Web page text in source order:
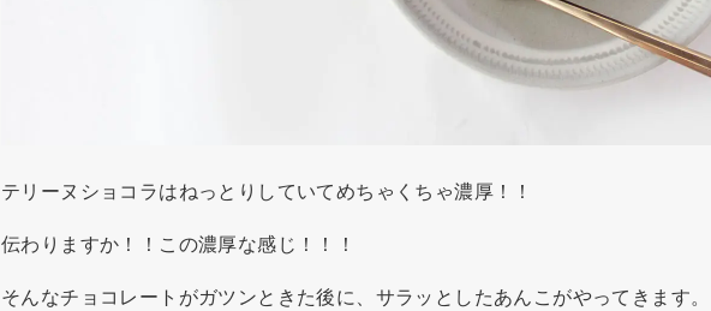
テリーヌショコラはねっとりしていてめちゃくちゃ濃厚！！
伝わりますか！！この濃厚な感じ！！！
そんなチョコレートがガツンときた後に、サラッとしたあんこがやってきます。